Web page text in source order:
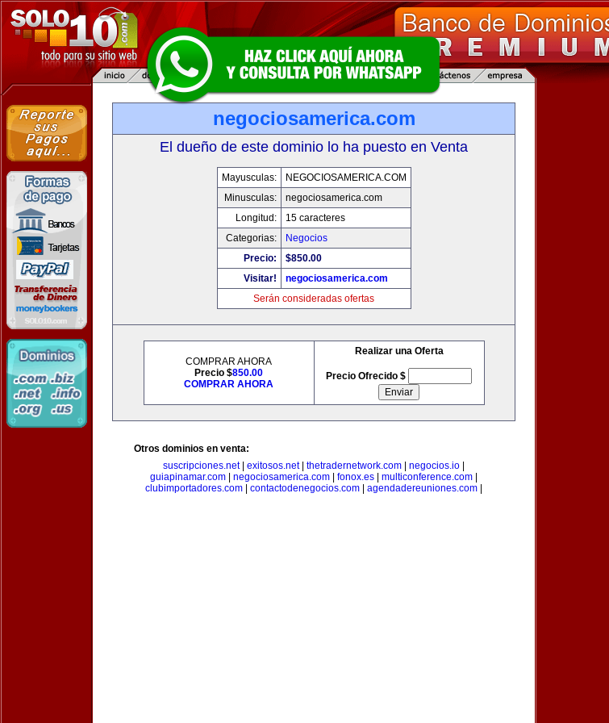
negociosamerica.com
El dueño de este dominio lo ha puesto en Venta
Mayusculas:
NEGOCIOSAMERICA.COM
Minusculas:
negociosamerica.com
Longitud:
15 caracteres
Categorias:
Negocios
Precio:
$850.00
Visitar!
negociosamerica.com
Serán consideradas ofertas
COMPRAR AHORA
Precio $850.00
COMPRAR AHORA
Realizar una Oferta
Precio Ofrecido $
Otros dominios en venta:
suscripciones.net| exitosos.net| thetradernetwork.com negocios.io
guiapinamar.com
negociosamerica.com fonox.es multiconference.com
clubimportadores.com
contactodenegocios.com agendadereuniones.com